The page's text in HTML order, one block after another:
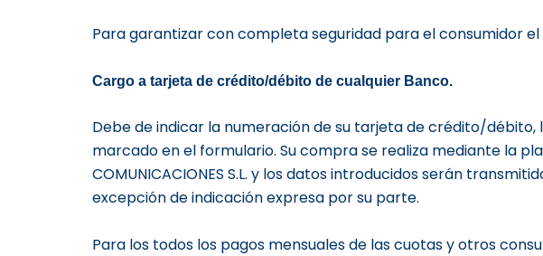
Para garantizar con completa seguridad para el consumidor
Cargo a tarjeta de crédito/débito de cualquier Banco.
Debe de indicar la numeración de su tarjeta de crédito/débito,
marcado en el formulario. Su compra se realiza mediante la
COMUNICACIONES S.L. y los datos introducidos serán
excepción de indicación expresa por su parte.
Para los todos los pagos mensuales de las cuotas y otros